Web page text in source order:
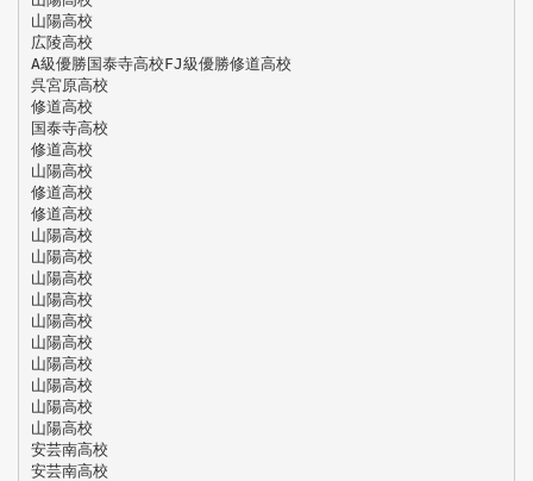
山陽高校
広陵高校
A級優勝国泰寺高校FJ級優勝修道高校
呉宮原高校
修道高校
国泰寺高校
修道高校
山陽高校
修道高校
修道高校
山陽高校
山陽高校
山陽高校
山陽高校
山陽高校
山陽高校
山陽高校
山陽高校
山陽高校
山陽高校
安芸南高校
安芸南高校